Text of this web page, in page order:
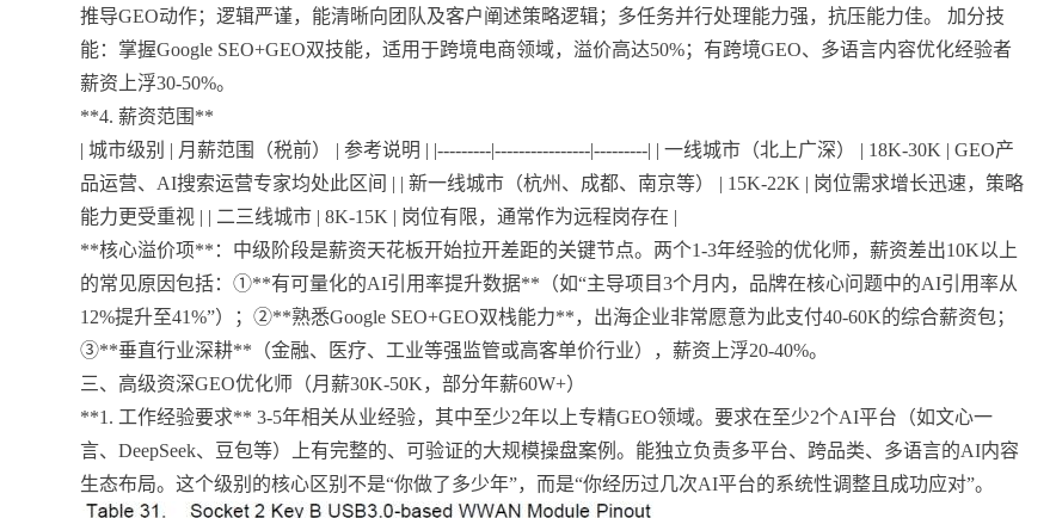
推导GEO动作；逻辑严谨，能清晰向团队及客户阐述策略逻辑；多任务并行处理能力强，抗压能力佳。 加分技
能：掌握Google SEO+GEO双技能，适用于跨境电商领域，溢价高达50%；有跨境GEO、多语言内容优化经验者
薪资上浮30-50%。
**4. 薪资范围**
| 城市级别 | 月薪范围（税前） | 参考说明 | |---------|----------------|---------| | 一线城市（北上广深） | 18K-30K | GEO产
品运营、AI搜索运营专家均处此区间 | | 新一线城市（杭州、成都、南京等） | 15K-22K | 岗位需求增长迅速，策略
能力更受重视 | | 二三线城市 | 8K-15K | 岗位有限，通常作为远程岗存在 |
**核心溢价项**：中级阶段是薪资天花板开始拉开差距的关键节点。两个1-3年经验的优化师，薪资差出10K以上
的常见原因包括：①**有可量化的AI引用率提升数据**（如“主导项目3个月内，品牌在核心问题中的AI引用率从
12%提升至41%”）；②**熟悉Google SEO+GEO双栈能力**，出海企业非常愿意为此支付40-60K的综合薪资包；
③**垂直行业深耕**（金融、医疗、工业等强监管或高客单价行业），薪资上浮20-40%。
三、高级资深GEO优化师（月薪30K-50K，部分年薪60W+）
**1. 工作经验要求** 3-5年相关从业经验，其中至少2年以上专精GEO领域。要求在至少2个AI平台（如文心一
言、DeepSeek、豆包等）上有完整的、可验证的大规模操盘案例。能独立负责多平台、跨品类、多语言的AI内容
生态布局。这个级别的核心区别不是“你做了多少年”，而是“你经历过几次AI平台的系统性调整且成功应对”。